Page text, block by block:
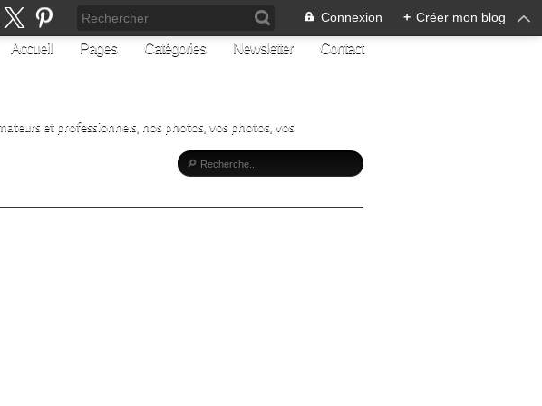
Connexion + Créer mon blog
Accueil Pages Catégories Newsletter Contact
et professionnels, nos photos, vos photos, vos